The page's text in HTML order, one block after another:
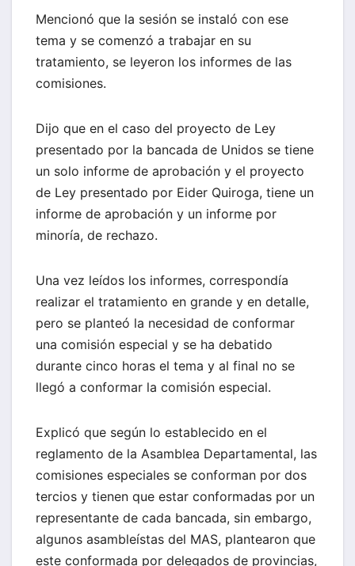
Mencionó que la sesión se instaló con ese
tema y se comenzó a trabajar en su
tratamiento, se leyeron los informes de las
comisiones.
Dijo que en el caso del proyecto de Ley
presentado por la bancada de Unidos se tiene
un solo informe de aprobación y el proyecto
de Ley presentado por Eider Quiroga, tiene un
informe de aprobación y un informe por
minoría, de rechazo.
Una vez leídos los informes, correspondía
realizar el tratamiento en grande y en detalle,
pero se planteó la necesidad de conformar
una comisión especial y se ha debatido
durante cinco horas el tema y al final no se
llegó a conformar la comisión especial.
Explicó que según lo establecido en el
reglamento de la Asamblea Departamental, las
comisiones especiales se conforman por dos
tercios y tienen que estar conformadas por un
representante de cada bancada, sin embargo,
algunos asambleístas del MAS, plantearon que
este conformada por delegados de provincias,